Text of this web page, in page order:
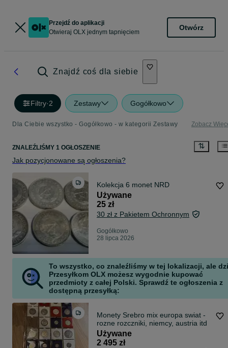
Przejdź do aplikacji
Otwieraj OLX jednym tapnięciem
Otwórz
Znajdź coś dla siebie
Filtry·2 Zestawy Gogółkowo
Dla Ciebie wszystko - Gogółkowo - w kategorii Zestawy Zobacz
ZNALEŹLIŚMY 1 OGŁOSZENIE
Jak pozycjonowane są ogłoszenia?
Kolekcja 6 monet NRD
Używane
25 zł
30 zł z Pakietem Ochronnym
Gogółkowo
28 lipca 2026
To wszystko, co znaleźliśmy w tej lokalizacji, ale
Przesyłkom OLX możesz wygodnie kupować
przedmioty z całej Polski. Sprawdź te ogłoszenia z
dostępną przesyłką:
Monety Srebro mix europa swiat -
rozne rozczniki, niemcy, austria itd
Używane
2 495 zł